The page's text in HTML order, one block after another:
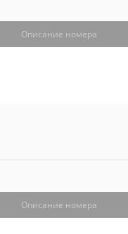
Описание номера
Описание номера